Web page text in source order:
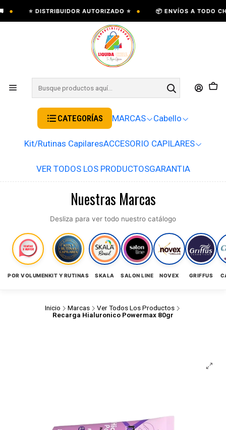
⭐ DISTRIBUIDOR AUTORIZADO ⭐ • 📦 ENVÍOS A TODO CHILE
CATEGORÍAS MARCAS Cabello
Kit/Rutinas CapilaresACCESORIO CAPILARES
VER TODOS LOS PRODUCTOSGARANTIA
Nuestras Marcas
Desliza para ver todo nuestro catálogo
POR VOLUMENKIT Y RUTINAS SKALA SALON LINE NOVEX GRIFFUS
Inicio Marcas
Ver Todos Los Productos
Recarga Hialuronico Powermax 80gr